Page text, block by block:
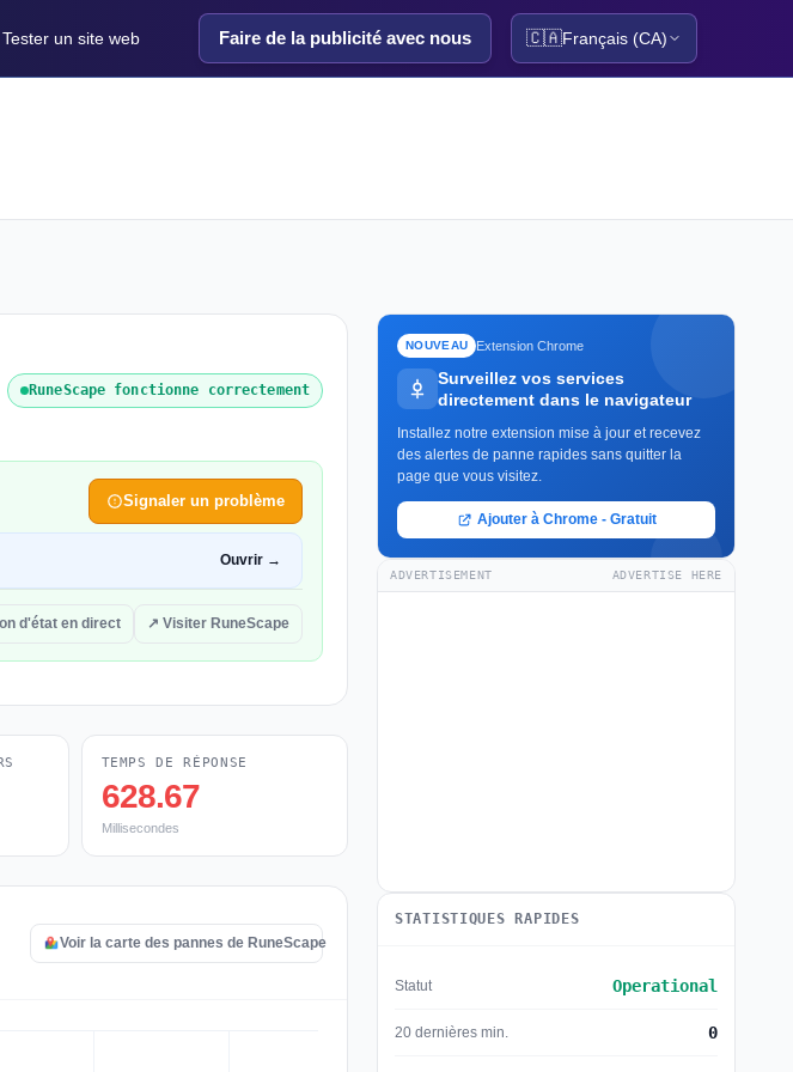
Tester un site web Faire de la publicité avec nous 🇨🇦Français (CA)
RuneScape fonctionne correctement
Signaler un problème
Ouvrir →
d'état en direct ↗ Visiter RuneScape
TEMPS DE RÉPONSE
628.67
Millisecondes
Voir la carte des pannes de RuneScape
NOUVEAU Extension Chrome
Surveillez vos services
directement dans le navigateur
Installez notre extension mise à jour et recevez
des alertes de panne rapides sans quitter la
page que vous visitez.
Ajouter à Chrome - Gratuit
ADVERTISEMENT ADVERTISE HERE
STATISTIQUES RAPIDES
Statut Operational
20 dernières min. 0